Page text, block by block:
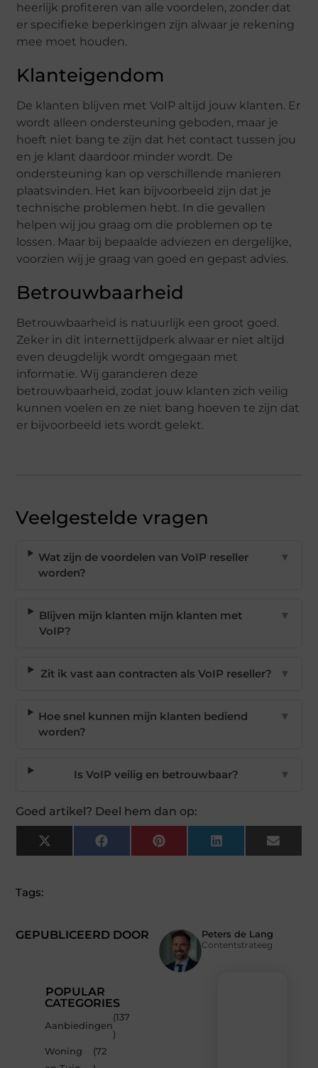
heerlijk profiteren van alle voordelen, zonder dat
er specifieke beperkingen zijn alwaar je rekening
mee moet houden.
Klanteigendom
De klanten blijven met VoIP altijd jouw klanten. Er
wordt alleen ondersteuning geboden, maar je
hoeft niet bang te zijn dat het contact tussen jou
en je klant daardoor minder wordt. De
ondersteuning kan op verschillende manieren
plaatsvinden. Het kan bijvoorbeeld zijn dat je
technische problemen hebt. In die gevallen
helpen wij jou graag om die problemen op te
lossen. Maar bij bepaalde adviezen en dergelijke,
voorzien wij je graag van goed en gepast advies.
Betrouwbaarheid
Betrouwbaarheid is natuurlijk een groot goed.
Zeker in dit internettijdperk alwaar er niet altijd
even deugdelijk wordt omgegaan met
informatie. Wij garanderen deze
betrouwbaarheid, zodat jouw klanten zich veilig
kunnen voelen en ze niet bang hoeven te zijn dat
er bijvoorbeeld iets wordt gelekt.
Veelgestelde vragen
Wat zijn de voordelen van VoIP reseller
worden?
▼
Blijven mijn klanten mijn klanten met
VoIP?
▼
Zit ik vast aan contracten als VoIP reseller? ▼
Hoe snel kunnen mijn klanten bediend
worden?
▼
Is VoIP veilig en betrouwbaar? ▼
Goed artikel? Deel hem dan op:
X
(Twitter)
FacebookPinterest LinkedIn Email
GEPUBLICEERD DOOR Peters de Lang
Contentstrateeg
Tags:
POPULAR
CATEGORIES
Aanbiedingen
(137
)
Woning
(72